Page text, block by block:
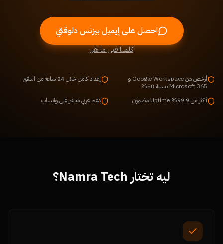
احصل على إيميل بيزنس دلوقتي
كلمنا قبل ما تقرر
أرخص من Google Workspace و
Microsoft 365 بنسبة 50%
إعداد كامل خلال 24 ساعة من الدفع
أكثر من 99.9% Uptime مضمون دعم عربي مباشر على واتساب
ليه تختار Namra Tech؟